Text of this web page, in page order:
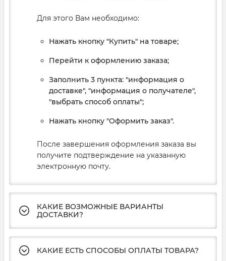
Для этого Вам необходимо:
Нажать кнопку "Купить" на товаре;
Перейти к оформлению заказа;
Заполнить 3 пункта: "информация о
доставке", "информация о получателе",
"выбрать способ оплаты";
Нажать кнопку "Оформить заказ".
После завершения оформления заказа вы
получите подтверждение на указанную
электронную почту.
КАКИЕ ВОЗМОЖНЫЕ ВАРИАНТЫ
ДОСТАВКИ?
КАКИЕ ЕСТЬ СПОСОБЫ ОПЛАТЫ ТОВАРА?